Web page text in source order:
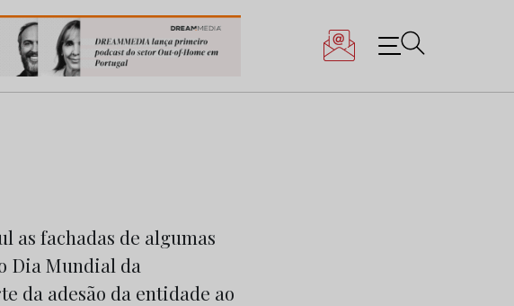
as fachadas de algumas
Dia Mundial da
da adesão da entidade ao